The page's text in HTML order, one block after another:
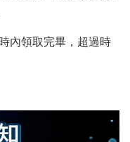
內領取完畢，超過時